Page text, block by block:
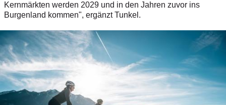
Kernmärkten werden 2029 und in den Jahren zuvor ins
Burgenland kommen", ergänzt Tunkel.